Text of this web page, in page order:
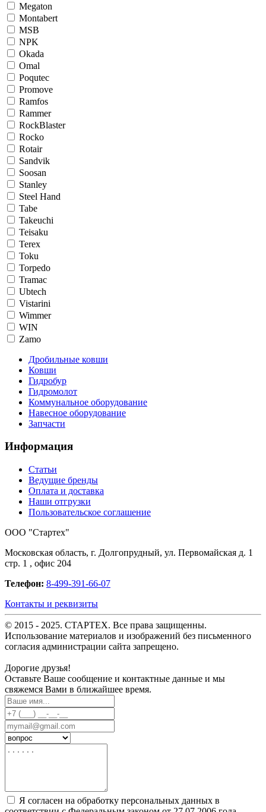
Megaton
Montabert
MSB
NPK
Okada
Omal
Poqutec
Promove
Ramfos
Rammer
RockBlaster
Rocko
Rotair
Sandvik
Soosan
Stanley
Steel Hand
Tabe
Takeuchi
Teisaku
Terex
Toku
Torpedo
Tramac
Ubtech
Vistarini
Wimmer
WIN
Zamo
Дробильные ковши
Ковши
Гидробур
Гидромолот
Коммунальное оборудование
Навесное оборудование
Запчасти
Информация
Статьи
Ведущие бренды
Оплата и доставка
Наши отгрузки
Пользовательское соглашение
OOO "Стартех"
Московская область, г. Долгопрудный, ул. Первомайская д. 1
стр. 1 , офис 204
Телефон: 8-499-391-66-07
Контакты и реквизиты
© 2015 - 2025. СТАРТЕХ. Все права защищенны.
Использование материалов и изображений без письменного
согласия администрации сайта запрещено.
Дорогие друзья!
Оставьте Ваше сообщение и контактные данные и мы
свяжемся Вами в ближайшее время.
Я согласен на обработку персональных данных в